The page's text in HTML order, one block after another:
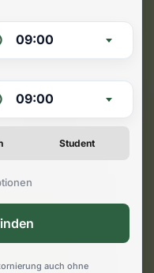
09:00
09:00
Student
auch ohne